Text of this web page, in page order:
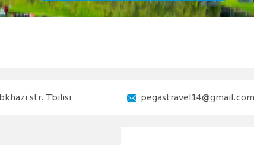
str. Tbilisi pegastravel14@gmail.com